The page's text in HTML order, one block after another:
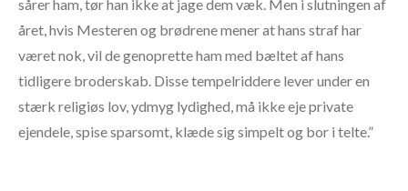
sårer ham, tør han ikke at jage dem væk. Men i slutningen af
året, hvis Mesteren og brødrene mener at hans straf har
været nok, vil de genoprette ham med bæltet af hans
tidligere broderskab. Disse tempelriddere lever under en
stærk religiøs lov, ydmyg lydighed, må ikke eje private
ejendele, spise sparsomt, klæde sig simpelt og bor i telte.”